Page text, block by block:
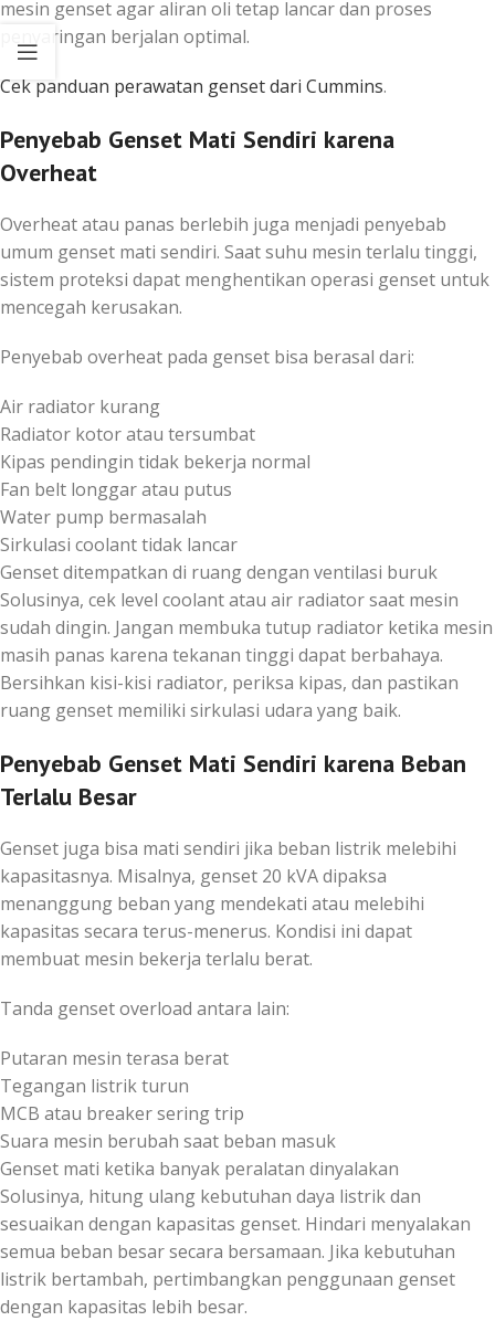
mesin genset agar aliran oli tetap lancar dan proses
penyaringan berjalan optimal.
Cek panduan perawatan genset dari Cummins.
Penyebab Genset Mati Sendiri karena
Overheat
Overheat atau panas berlebih juga menjadi penyebab
umum genset mati sendiri. Saat suhu mesin terlalu tinggi,
sistem proteksi dapat menghentikan operasi genset untuk
mencegah kerusakan.
Penyebab overheat pada genset bisa berasal dari:
Air radiator kurang
Radiator kotor atau tersumbat
Kipas pendingin tidak bekerja normal
Fan belt longgar atau putus
Water pump bermasalah
Sirkulasi coolant tidak lancar
Genset ditempatkan di ruang dengan ventilasi buruk
Solusinya, cek level coolant atau air radiator saat mesin
sudah dingin. Jangan membuka tutup radiator ketika mesin
masih panas karena tekanan tinggi dapat berbahaya.
Bersihkan kisi-kisi radiator, periksa kipas, dan pastikan
ruang genset memiliki sirkulasi udara yang baik.
Penyebab Genset Mati Sendiri karena Beban
Terlalu Besar
Genset juga bisa mati sendiri jika beban listrik melebihi
kapasitasnya. Misalnya, genset 20 kVA dipaksa
menanggung beban yang mendekati atau melebihi
kapasitas secara terus-menerus. Kondisi ini dapat
membuat mesin bekerja terlalu berat.
Tanda genset overload antara lain:
Putaran mesin terasa berat
Tegangan listrik turun
MCB atau breaker sering trip
Suara mesin berubah saat beban masuk
Genset mati ketika banyak peralatan dinyalakan
Solusinya, hitung ulang kebutuhan daya listrik dan
sesuaikan dengan kapasitas genset. Hindari menyalakan
semua beban besar secara bersamaan. Jika kebutuhan
listrik bertambah, pertimbangkan penggunaan genset
dengan kapasitas lebih besar.